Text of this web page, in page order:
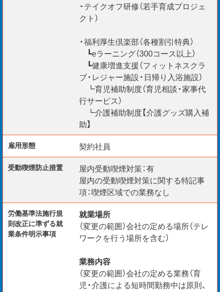
・テイクオフ研修（若手育成プロジェ
クト）
・福利厚生倶楽部（各種割引特典）
┗eラーニング（300コース以上）
┗健康増進支援（フィットネスクラ
ブ・レジャー施設・日帰り入浴施設）
┗育児補助制度（育児相談・家事代
行サービス）
┗介護補助制度【介護グッズ購入補
助】
雇用形態 契約社員
受動喫煙防⽌措置
屋内受動喫煙対策：有
屋内の受動喫煙対策に関する特記事
項：喫煙区域での業務なし
労働基準法施行規
則改正に準ずる就
業条件明示事項
就業場所
（変更の範囲）会社の定める場所（テレ
ワークを行う場所を含む）
業務内容
（変更の範囲）会社の定める業務（育
児・介護による短時間勤務中は原則、